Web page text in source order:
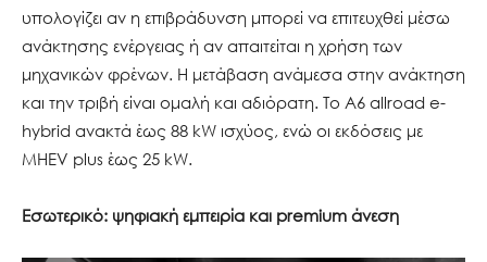
υπολογίζει αν η επιβράδυνση μπορεί να επιτευχθεί μέσω
ανάκτησης ενέργειας ή αν απαιτείται η χρήση των
μηχανικών φρένων. Η μετάβαση ανάμεσα στην ανάκτηση
και την τριβή είναι ομαλή και αδιόρατη. Το A6 allroad e-
hybrid ανακτά έως 88 kW ισχύος, ενώ οι εκδόσεις με
MHEV plus έως 25 kW.
Εσωτερικό: ψηφιακή εμπειρία και premium άνεση